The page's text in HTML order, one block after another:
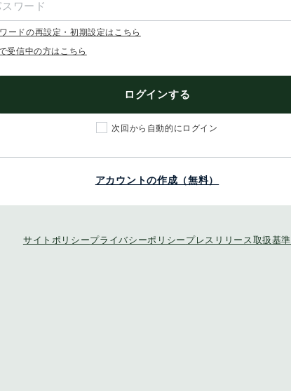
ードの再設定・初期設定はこちら
受信中の方はこちら
ログインする
次回から自動的にログイン
アカウントの作成（無料）
サイトポリシープライバシーポリシー プレスリリース取扱基準